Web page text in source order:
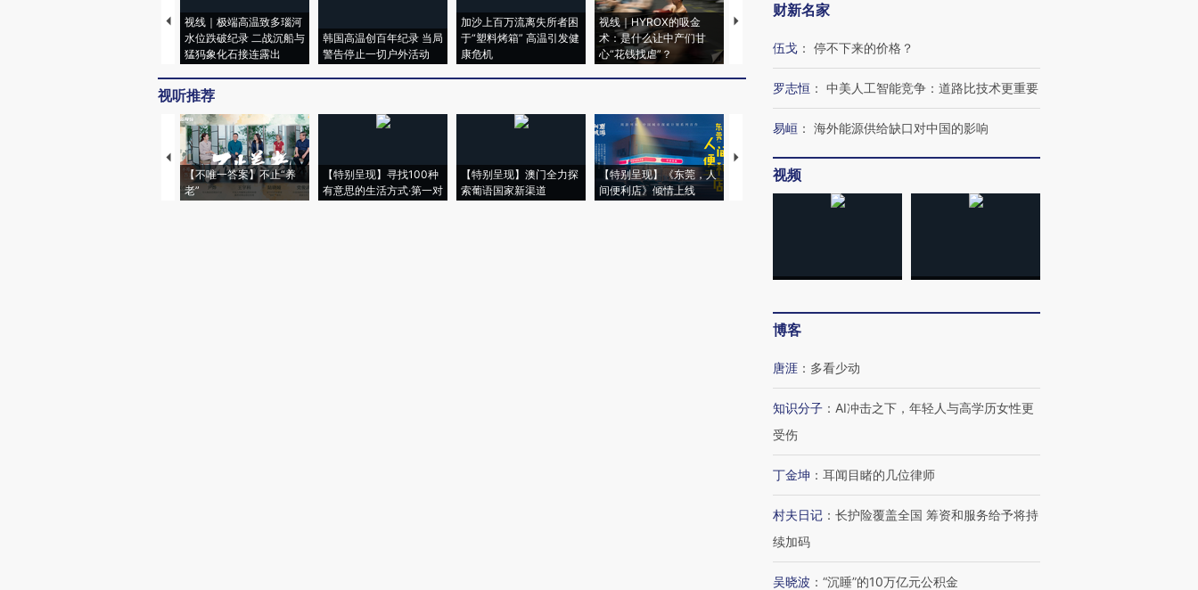
视线｜极端高温致多瑙河
水位跌破纪录 二战沉船与
猛犸象化石接连露出
韩国高温创百年纪录 当局
警告停止一切户外活动
加沙上百万流离失所者困
于“塑料烤箱” 高温引发健
康危机
视线｜HYROX的吸金
术：是什么让中产们甘
心“花钱找虐”？
马航飞行员跨国走私7万
育部长拱下台
视听推荐
【不唯一答案】不止“养
老”
【特别呈现】寻找100种
有意思的生活方式·第一对
【特别呈现】澳门全力探
索葡语国家新渠道
【特别呈现】《东莞，人
间便利店》倾情上线
【推广】走进第四届链博
会，让数智科技“链”接产
有意思的生活方式·第三对
【商旅对话】华住集团
住三大增长引擎是什么？
财新名家
伍戈 ： 停不下来的价格？
罗志恒 ： 中美人工智能竞争：道路比技术更重要
易峘 ： 海外能源供给缺口对中国的影响
视频
博客
唐涯 ： 多看少动
知识分子 ： AI冲击之下，年轻人与高学历女性更
受伤
丁金坤 ： 耳闻目睹的几位律师
村夫日记 ： 长护险覆盖全国 筹资和服务给予将持
续加码
吴晓波 ： “沉睡”的10万亿元公积金